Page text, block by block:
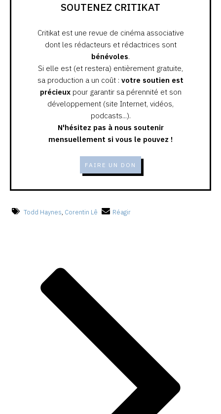
SOUTENEZ CRITIKAT
Critikat est une revue de cinéma associative
dont les rédacteurs et rédactrices sont
bénévoles.
Si elle est (et restera) entièrement gratuite,
sa production a un coût : votre soutien est
précieuxpour garantir sa pérennité et son
développement (site Internet, vidéos,
podcasts...).
N'hésitez pas à nous soutenir
mensuellement si vous le pouvez !
FAIRE UN DON
Todd Haynes, Corentin Lê Réagir